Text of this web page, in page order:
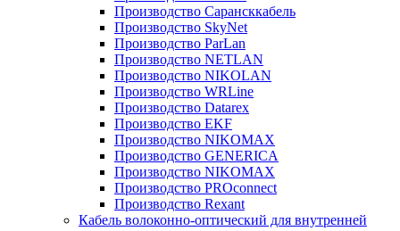
Производство Сарансккабель
Производство SkyNet
Производство ParLan
Производство NETLAN
Производство NIKOLAN
Производство WRLine
Производство Datarex
Производство EKF
Производство NIKOMAX
Производство GENERICA
Производство NIKOMAX
Производство PROconnect
Производство Rexant
Кабель волоконно-оптический для внутренней